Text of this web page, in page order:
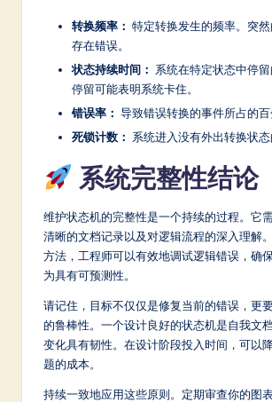
转换频率： 特定转换发生的频率。突
存在错误。
状态持续时间： 系统在特定状态中停
停留可能表明系统卡住。
错误率： 导致错误转换的事件所占的百
死锁计数： 系统进入没有外出转换状态
系统完整性结论
维护状态机的完整性是一个持续的过程。它需
清晰的文档记录以及对逻辑流程的深入理解
方法，工程师可以有效地调试逻辑错误，确
为具有可预测性。
请记住，目标不仅仅是修复当前的错误，更
的鲁棒性。一个设计良好的状态机是自我文
变化具有韧性。在设计阶段投入时间，可以
题的成本。
持续一致地应用这些原则。定期审查你的图